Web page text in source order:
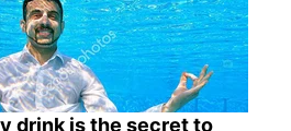
drink is the secret to